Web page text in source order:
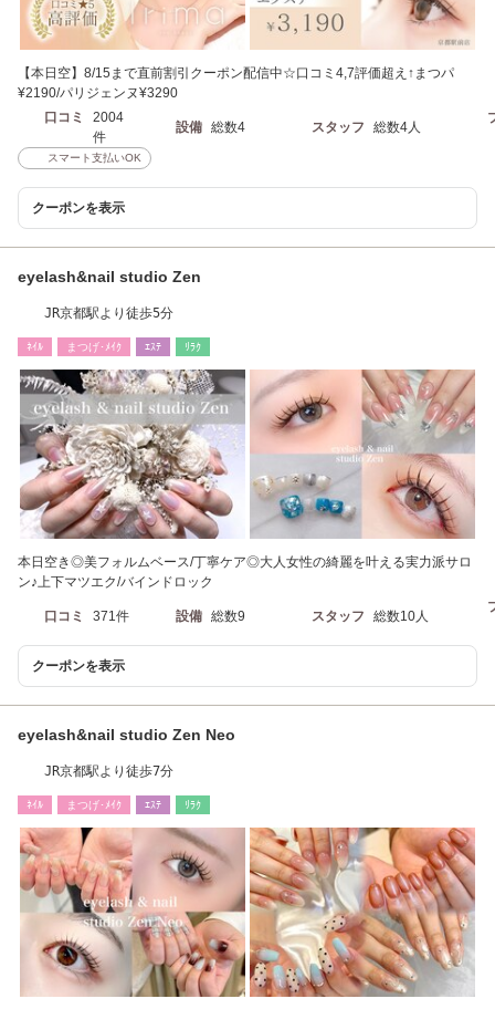
【本日空】8/15まで直前割引クーポン配信中☆口コミ4,7評価超え↑まつパ
¥2190/パリジェンヌ¥3290
口コミ
2004
件
設備 総数4 スタッフ 総数4人
スマート支払いOK
クーポンを表示
eyelash&nail studio Zen
JR京都駅より徒歩5分
ﾈｲﾙ まつげ･ﾒｲｸ ｴｽﾃ ﾘﾗｸ
本日空き◎美フォルムベース/丁寧ケア◎大人女性の綺麗を叶える実力派サロ
ン♪上下マツエク/バインドロック
口コミ 371件 設備 総数9 スタッフ 総数10人
クーポンを表示
eyelash&nail studio Zen Neo
JR京都駅より徒歩7分
ﾈｲﾙ まつげ･ﾒｲｸ ｴｽﾃ ﾘﾗｸ